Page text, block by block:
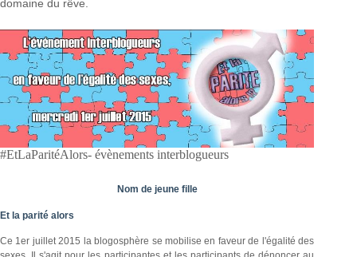
domaine du rêve.
#EtLaParitéAlors- évènements interblogueurs
Nom de jeune fille
Et la parité alors
Ce 1er juillet 2015 la blogosphère se mobilise en faveur de l'égalité des